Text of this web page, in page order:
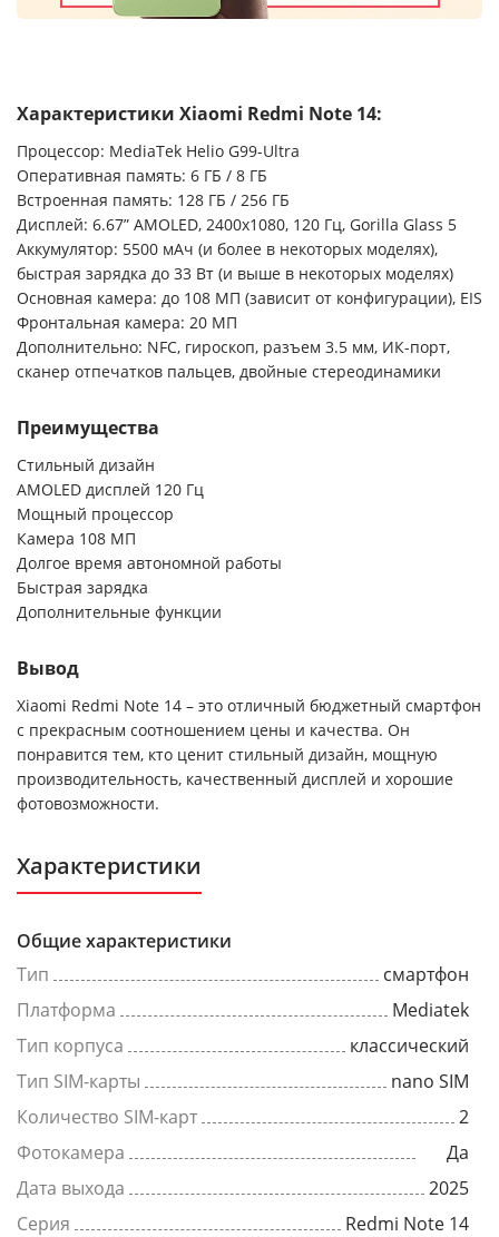
Характеристики Xiaomi Redmi Note 14:
Процессор: MediaTek Helio G99-Ultra
Оперативная память: 6 ГБ / 8 ГБ
Встроенная память: 128 ГБ / 256 ГБ
Дисплей: 6.67” AMOLED, 2400x1080, 120 Гц, Gorilla Glass 5
Аккумулятор: 5500 мАч (и более в некоторых моделях),
быстрая зарядка до 33 Вт (и выше в некоторых моделях)
Основная камера: до 108 МП (зависит от конфигурации), EIS
Фронтальная камера: 20 МП
Дополнительно: NFC, гироскоп, разъем 3.5 мм, ИК-порт,
сканер отпечатков пальцев, двойные стереодинамики
Преимущества
Стильный дизайн
AMOLED дисплей 120 Гц
Мощный процессор
Камера 108 МП
Долгое время автономной работы
Быстрая зарядка
Дополнительные функции
Вывод
Xiaomi Redmi Note 14 – это отличный бюджетный смартфон
с прекрасным соотношением цены и качества. Он
понравится тем, кто ценит стильный дизайн, мощную
производительность, качественный дисплей и хорошие
фотовозможности.
Характеристики
Общие характеристики
Тип
смартфон
Платформа
Mediatek
Тип корпуса
классический
Тип SIM-карты
nano SIM
Количество SIM-карт
2
Фотокамера
Да
Дата выхода
2025
Серия
Redmi Note 14